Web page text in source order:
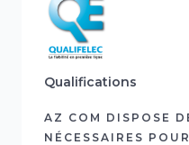
Qualifications
AZ COM DISPOSE
NÉCESSAIRES